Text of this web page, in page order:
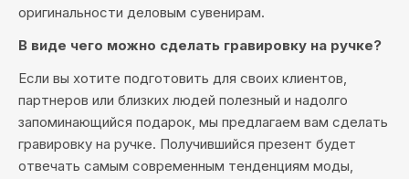
оригинальности деловым сувенирам.
В виде чего можно сделать гравировку на ручке?
Если вы хотите подготовить для своих клиентов,
партнеров или близких людей полезный и надолго
запоминающийся подарок, мы предлагаем вам сделать
гравировку на ручке. Получившийся презент будет
отвечать самым современным тенденциям моды,